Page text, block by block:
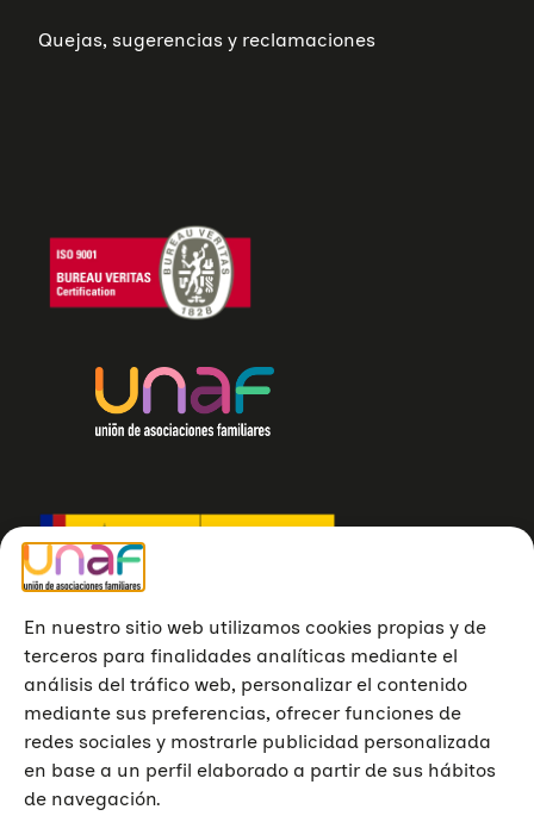
En nuestro sitio web utilizamos cookies propias y de
terceros para finalidades analíticas mediante el
análisis del tráfico web, personalizar el contenido
mediante sus preferencias, ofrecer funciones de
redes sociales y mostrarle publicidad personalizada
en base a un perfil elaborado a partir de sus hábitos
de navegación.
Quejas, sugerencias y reclamaciones